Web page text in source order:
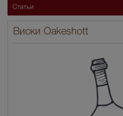
Виски Oakeshott
Статьи